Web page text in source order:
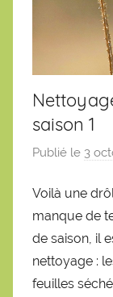
saison 1
Publié le 3
Voilà une
manque de
de saison, il
nettoyage :
feuilles